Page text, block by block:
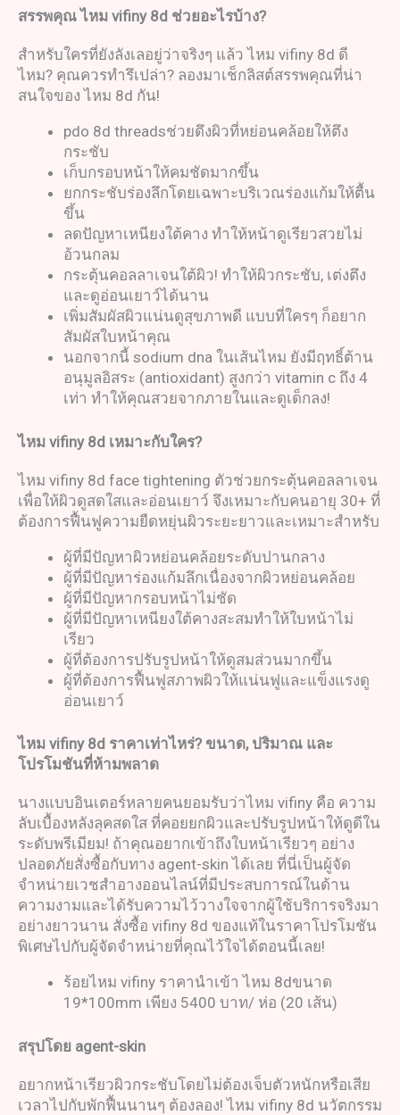
สรรพคุณไหม vifiny 8d ช่วยอะไรบ้าง?
สำหรับใครที่ยังลังเลอยู่ว่าจริงๆ แล้ว ไหม vifiny 8d ดี
ไหม? คุณควรทำรึเปล่า? ลองมาเช็กลิสต์สรรพคุณที่น่า
สนใจของ ไหม 8d กัน!
pdo 8d threadsช่วยดึงผิวที่หย่อนคล้อยให้ตึง
กระชับ
เก็บกรอบหน้าให้คมชัดมากขึ้น
ยกกระชับร่องลึกโดยเฉพาะบริเวณร่องแก้มให้ตื้น
ขึ้น
ลดปัญหาเหนียงใต้คาง ทำให้หน้าดูเรียวสวยไม่
อ้วนกลม
กระตุ้นคอลลาเจนใต้ผิว! ทำให้ผิวกระชับ, เต่งตึง
และดูอ่อนเยาว์ได้นาน
เพิ่มสัมผัสผิวแน่นดูสุขภาพดี แบบที่ใครๆ ก็อยาก
สัมผัสใบหน้าคุณ
นอกจากนี้ sodium dna ในเส้นไหม ยังมีฤทธิ์ต้าน
อนุมูลอิสระ (antioxidant) สูงกว่า vitamin c ถึง 4
เท่า ทำให้คุณสวยจากภายในและดูเด็กลง!
ไหม vifiny 8d เหมาะกับใคร?
ไหม vifiny 8d face tightening ตัวช่วยกระตุ้นคอลลาเจน
เพื่อให้ผิวดูสดใสและอ่อนเยาว์ จึงเหมาะกับคนอายุ 30+ ที่
ต้องการฟื้นฟูความยืดหยุ่นผิวระยะยาวและเหมาะสำหรับ
ผู้ที่มีปัญหาผิวหย่อนคล้อยระดับปานกลาง
ผู้ที่มีปัญหาร่องแก้มลึกเนื่องจากผิวหย่อนคล้อย
ผู้ที่มีปัญหากรอบหน้าไม่ชัด
ผู้ที่มีปัญหาเหนียงใต้คางสะสมทำให้ใบหน้าไม่
เรียว
ผู้ที่ต้องการปรับรูปหน้าให้ดูสมส่วนมากขึ้น
ผู้ที่ต้องการฟื้นฟูสภาพผิวให้แน่นฟูและแข็งแรงดู
อ่อนเยาว์
ไหม vifiny 8d ราคาเท่าไหร่? ขนาด, ปริมาณ และ
โปรโมชันที่ห้ามพลาด
นางแบบอินเตอร์หลายคนยอมรับว่าไหม vifiny คือ ความ
ลับเบื้องหลังลุคสดใส ที่คอยยกผิวและปรับรูปหน้าให้ดูดีใน
ระดับพรีเมียม! ถ้าคุณอยากเข้าถึงใบหน้าเรียวๆ อย่าง
ปลอดภัยสั่งซื้อกับทาง agent-skin ได้เลย ที่นี่เป็นผู้จัด
จำหน่ายเวชสำอางออนไลน์ที่มีประสบการณ์ในด้าน
ความงามและได้รับความไว้วางใจจากผู้ใช้บริการจริงมา
อย่างยาวนาน สั่งซื้อ vifiny 8d ของแท้ในราคาโปรโมชัน
พิเศษไปกับผู้จัดจำหน่ายที่คุณไว้ใจได้ตอนนี้เลย!
ร้อยไหม vifiny ราคานำเข้า ไหม 8dขนาด
19*100mm เพียง 5400 บาท/ ห่อ (20 เส้น)
สรุปโดย agent-skin
อยากหน้าเรียวผิวกระชับโดยไม่ต้องเจ็บตัวหนักหรือเสีย
เวลาไปกับพักฟื้นนานๆ ต้องลอง! ไหม vifiny 8d นวัตกรรม